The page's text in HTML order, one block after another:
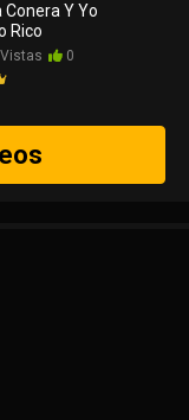
Conera Y Yo
Rico
0